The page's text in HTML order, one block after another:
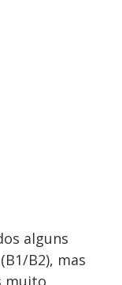
alguns
B2), mas
muito